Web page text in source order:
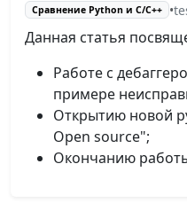
Сравнение Python и С/C++ •
Данная статья
Работе с
примере
Открытию новой
Open source";
Окончанию